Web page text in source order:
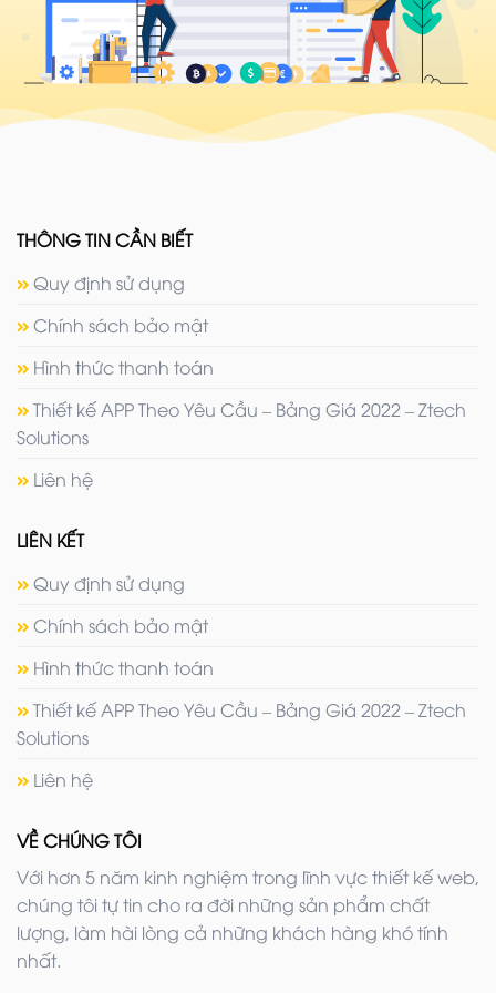
THÔNG TIN CẦN BIẾT
Quy định sử dụng
Chính sách bảo mật
Hình thức thanh toán
Thiết kế APP Theo Yêu Cầu – Bảng Giá 2022 – Ztech
Solutions
Liên hệ
LIÊN KẾT
Quy định sử dụng
Chính sách bảo mật
Hình thức thanh toán
Thiết kế APP Theo Yêu Cầu – Bảng Giá 2022 – Ztech
Solutions
Liên hệ
VỀ CHÚNG TÔI
Với hơn 5 năm kinh nghiệm trong lĩnh vực thiết kế web,
chúng tôi tự tin cho ra đời những sản phẩm chất
lượng, làm hài lòng cả những khách hàng khó tính
nhất.